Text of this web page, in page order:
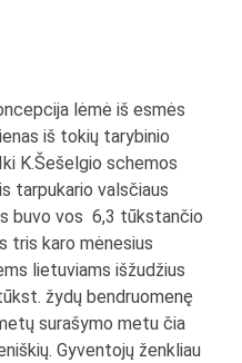
lėmė iš esmės
iš tokių tarybinio
K.Šešelgio schemos
tarpukario valsčiaus
buvo vos 6,3 tūkstančio
tris karo mėnesius
lietuviams išžudžius
žydų bendruomenę
surašymo metu čia
Gyventojų ženkliau